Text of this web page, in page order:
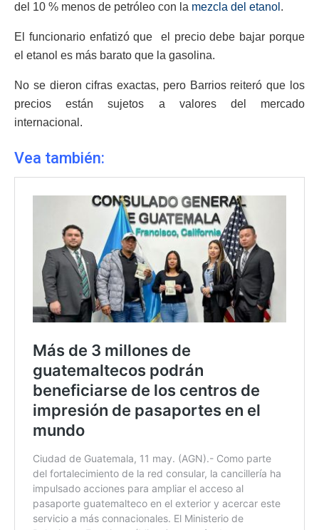
del 10 % menos de petróleo con la mezcla del etanol .
El funcionario enfatizó que el precio debe bajar porque
el etanol es más barato que la gasolina.
No se dieron cifras exactas, pero Barrios reiteró que los
precios están sujetos a valores del mercado
internacional.
Vea también: